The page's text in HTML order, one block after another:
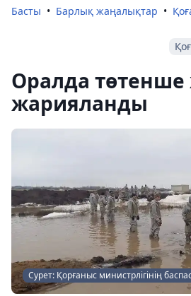
Басты Барлық жаңалықтар
Оралда төтенше
жарияланды
Сурет: Қорғаныс министрлігінің